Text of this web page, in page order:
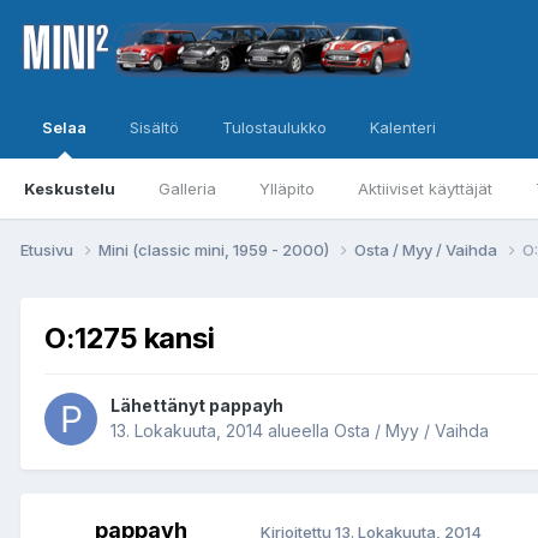
Selaa
Keskustelu Galleria Ylläpito Aktiiviset käyttäjät
Sisältö Tulostaulukko Kalenteri
Etusivu Mini (classic mini, 1959 - 2000) Osta / Myy / Vaihda
O:1275 kansi
Lähettänyt pappayh
13. Lokakuuta, 2014 alueella Osta / Myy / Vaihda
pappayh Kirjoitettu 13. Lokakuuta, 2014